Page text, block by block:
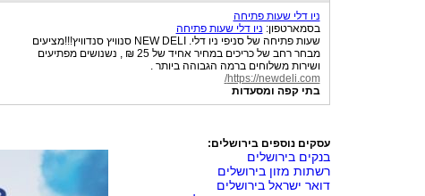
ניו דלי שעות פתיחה
בסמארטפון: ניו דלי שעות פתיחה
שעות פתיחה של סניפי ניו דלי. NEW DELI סנוויץ סנדוויץ!!!מציעים
מבחר רחב של כריכים במחיר אחיד של 25 ₪ , נשנושים מפתיעים
ושירות משלוחים ברמה הגבוהה ביותר .
https://newdeli.com/
בתי קפה ומסעדות
עסקים נוספים בירושלים:
בנקים בירושלים
רשתות מזון בירושלים
דואר ישראל בירושלים